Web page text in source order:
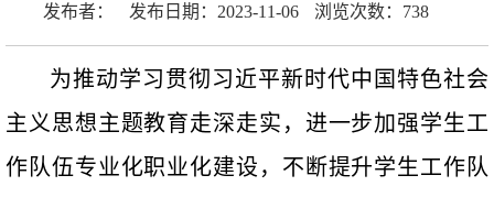
发布者： 发布日期：2023-11-06 浏览次数： 738
为推动学习贯彻习近平新时代中国特色社会
主义思想主题教育走深走实，进一步加强学生工
作队伍专业化职业化建设，不断提升学生工作队